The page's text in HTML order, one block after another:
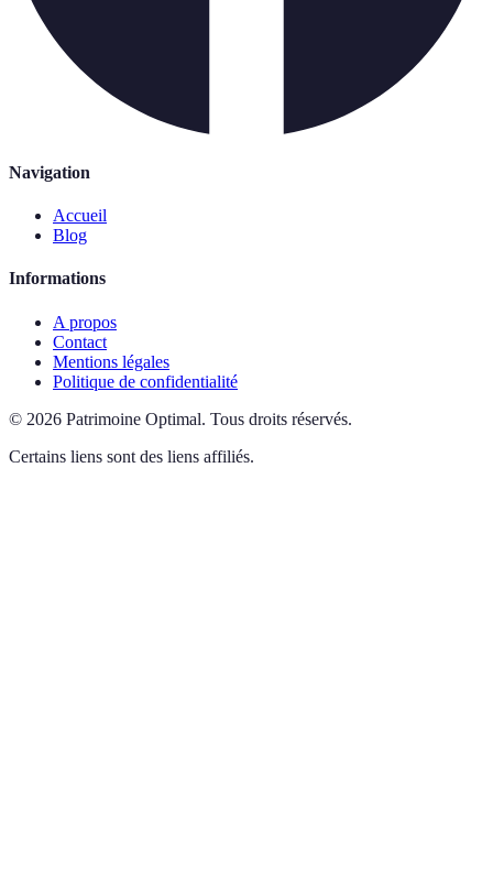
Navigation
Accueil
Blog
Informations
A propos
Contact
Mentions légales
Politique de confidentialité
© 2026 Patrimoine Optimal. Tous droits réservés.
Certains liens sont des liens affiliés.